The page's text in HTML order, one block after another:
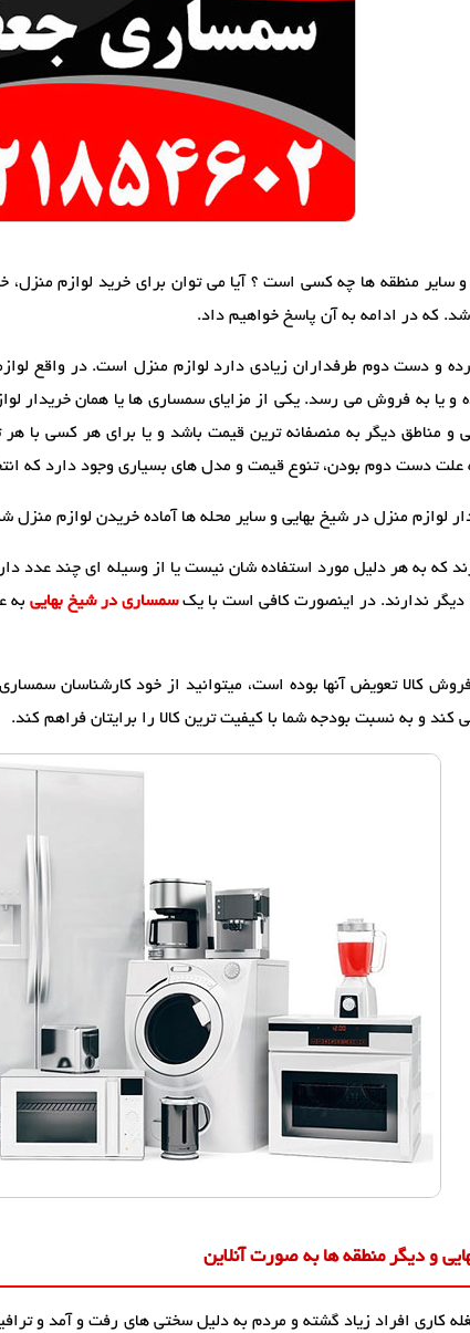
و سایر منطقه ها چه کسی است ؟ آیا می توان برای خرید لوازم
که در ادامه به آن پاسخ خواهیم داد.
و دست دوم طرفداران زیادی دارد لوازم منزل است. در واقع
یا به فروش می رسد. یکی از مزایای سمساری ها یا همان خریدار
مناطق دیگر به منصفانه ترین قیمت باشد و یا برای هر کسی با هر
علت دست دوم بودن، تنوع قیمت و مدل های بسیاری وجود دارد که
لوازم منزل در شیخ بهایی و سایر محله ها آماده خریدن لوازم منزل
که به هر دلیل مورد استفاده شان نیست یا از وسیله ای چند عدد
دیگر ندارند. در اینصورت کافی است با یکسمساری در شیخ بهایی به
کالا تعویض آنها بوده است، میتوانید از خود کارشناسان
کند و به نسبت بودجه شما با کیفیت ترین کالا را برایتان فراهم کند.
و دیگر منطقه ها به صورت آنلاین
کاری افراد زیاد گشته و مردم به دلیل سختی های رفت و آمد و